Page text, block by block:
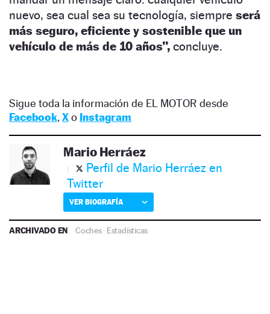
nuevo, sea cual sea su tecnología, siempre será
más seguro, eficiente y sostenible que un
vehículo de más de 10 años”, concluye.
Sigue toda la información de EL MOTOR desde
Facebook, Xo Instagram
Mario Herráez
Perfil de Mario Herráez en
Twitter
VER BIOGRAFÍA
ARCHIVADO EN Coches· Estadísticas